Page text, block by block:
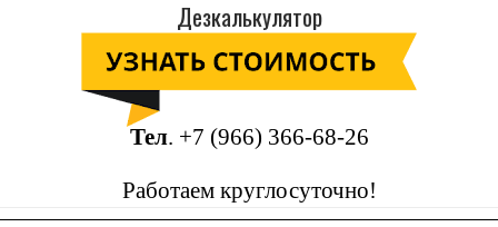
Дезкалькулятор
Тел. +7 (966) 366-68-26
Работаем круглосуточно!